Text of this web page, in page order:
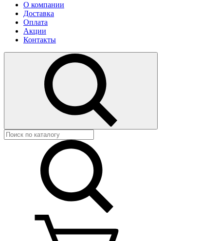
О компании
Доставка
Оплата
Акции
Контакты